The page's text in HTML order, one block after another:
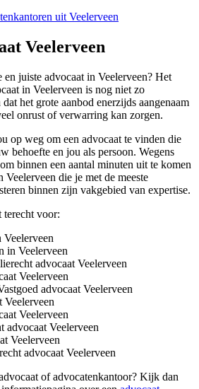
uit Veelerveen
Veelerveen
en juiste advocaat in Veelerveen? Het
in Veelerveen is nog niet zo
het grote aanbod enerzijds aangenaam
onrust of verwarring kan zorgen.
op weg om een advocaat te vinden die
behoefte en jou als persoon. Wegens
binnen een aantal minuten uit te komen
die je met de meeste
binnen zijn vakgebied van expertise.
terecht voor:
Veelerveen
in Veelerveen
advocaat Veelerveen
Veelerveen
advocaat Veelerveen
Veelerveen
Veelerveen
advocaat Veelerveen
Veelerveen
advocaat Veelerveen
of advocatenkantoor? Kijk dan